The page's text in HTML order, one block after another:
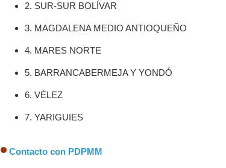
2. SUR-SUR BOLÍVAR
3. MAGDALENA MEDIO ANTIOQUEÑO
4. MARES NORTE
5. BARRANCABERMEJA Y YONDÓ
6. VÉLEZ
7. YARIGUIES
Contacto con PDPMM